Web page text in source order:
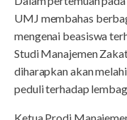
UMJ membahas
mengenai beasiswa
Studi Manajemen
diharapkan akan
peduli terhadap